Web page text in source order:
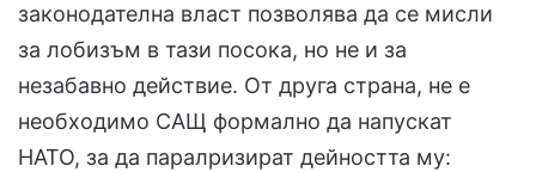
законодателна власт позволява да се мисли
за лобизъм в тази посока, но не и за
незабавно действие. От друга страна, не е
необходимо САЩ формално да напускат
НАТО, за да паралризират дейността му: